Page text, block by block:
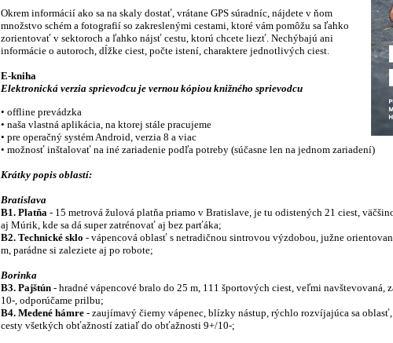
Okrem informácií ako sa na skaly dostať, vrátane GPS súradníc, nájdete v ňom
množstvo schém a fotografií so zakreslenými cestami, ktoré vám pomôžu sa ľahko
zorientovať v sektoroch a ľahko nájsť cestu, ktorú chcete liezť. Nechýbajú ani
informácie o autoroch, dĺžke ciest, počte istení, charaktere jednotlivých ciest.
E-kniha
Elektronická verzia sprievodcu je vernou kópiou knižného sprievodcu
• offline prevádzka
• naša vlastná aplikácia, na ktorej stále pracujeme
• pre operačný systém Android, verzia 8 a viac
• možnosť inštalovať na iné zariadenie podľa potreby (súčasne len na jednom zariadení)
Krátky popis oblastí:
Bratislava
B1. Platňa - 15 metrová žulová platňa priamo v Bratislave, je tu odistených 21 ciest,
aj Múrik, kde sa dá super zatrénovať aj bez parťáka;
B2. Technické sklo - vápencová oblasť s netradičnou sintrovou výzdobou, južne
m, parádne si zaleziete aj po robote;
Borinka
B3. Pajštún - hradné vápencové bralo do 25 m, 111 športových ciest, veľmi navštevovaná,
10-, odporúčame prilbu;
B4. Medené hámre - zaujímavý čierny vápenec, blízky nástup, rýchlo rozvíjajúca sa
cesty všetkých obťažností zatiaľ do obťažnosti 9+/10-;